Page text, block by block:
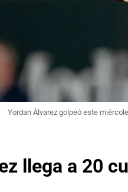
Yordan Álvarez golpeó este
llega a 20